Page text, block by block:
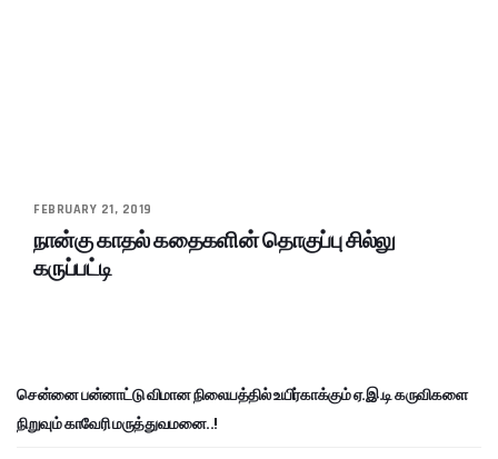
FEBRUARY 21, 2019
நான்கு காதல் கதைகளின் தொகுப்பு சில்லு
கருப்பட்டி
சென்னை பன்னாட்டு விமான நிலையத்தில் உயிர்காக்கும் ஏ.இ.டி கருவிகளை
நிறுவும் காவேரி மருத்துவமனை..!